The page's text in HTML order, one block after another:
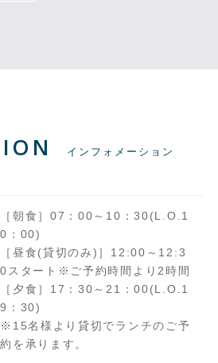
インフォメーション
［朝食］07：00～10：30(L.O.1
0：00)
［昼食(貸切のみ)］12:00～12:3
0スタート※ご予約時間より2時間
［夕食］17：30～21：00(L.O.1
9：30)
※15名様より貸切でランチのご予
約を承ります。